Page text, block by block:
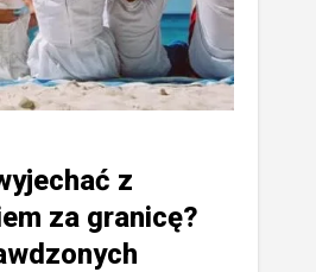
z
za granicę?